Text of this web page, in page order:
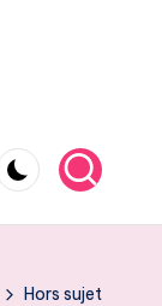
Hors sujet